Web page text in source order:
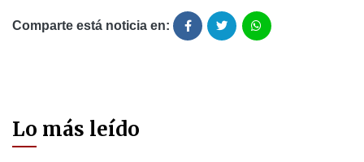
Comparte está noticia en:
Lo más leído